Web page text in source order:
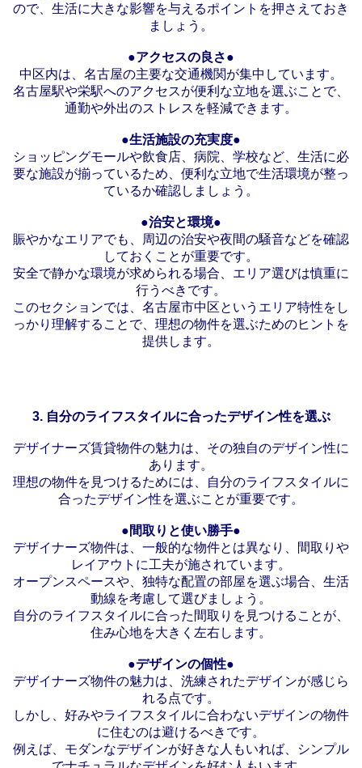
ので、生活に大きな影響を与えるポイントを押さえておき
ましょう。
●アクセスの良さ●
中区内は、名古屋の主要な交通機関が集中しています。
名古屋駅や栄駅へのアクセスが便利な立地を選ぶことで、
通勤や外出のストレスを軽減できます。
●生活施設の充実度●
ショッピングモールや飲食店、病院、学校など、生活に必
要な施設が揃っているため、便利な立地で生活環境が整っ
ているか確認しましょう。
●治安と環境●
賑やかなエリアでも、周辺の治安や夜間の騒音などを確認
しておくことが重要です。
安全で静かな環境が求められる場合、エリア選びは慎重に
行うべきです。
このセクションでは、名古屋市中区というエリア特性をし
っかり理解することで、理想の物件を選ぶためのヒントを
提供します。
3. 自分のライフスタイルに合ったデザイン性を選ぶ
デザイナーズ賃貸物件の魅力は、その独自のデザイン性に
あります。
理想の物件を見つけるためには、自分のライフスタイルに
合ったデザイン性を選ぶことが重要です。
●間取りと使い勝手●
デザイナーズ物件は、一般的な物件とは異なり、間取りや
レイアウトに工夫が施されています。
オープンスペースや、独特な配置の部屋を選ぶ場合、生活
動線を考慮して選びましょう。
自分のライフスタイルに合った間取りを見つけることが、
住み心地を大きく左右します。
●デザインの個性●
デザイナーズ物件の魅力は、洗練されたデザインが感じら
れる点です。
しかし、好みやライフスタイルに合わないデザインの物件
に住むのは避けるべきです。
例えば、モダンなデザインが好きな人もいれば、シンプル